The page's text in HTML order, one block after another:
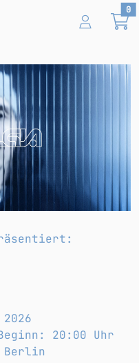
0
20:00 Uhr
Berlin